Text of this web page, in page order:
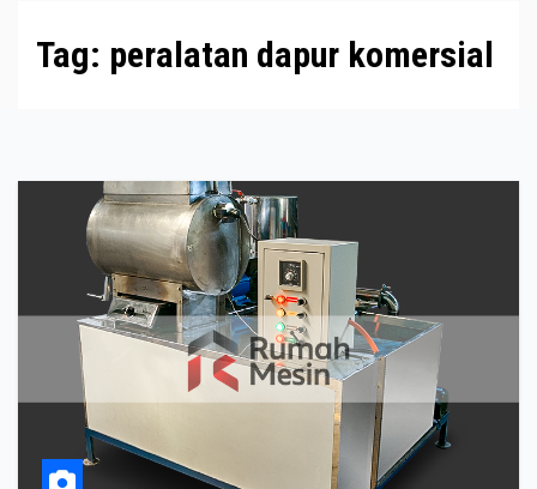
Tag: peralatan dapur komersial